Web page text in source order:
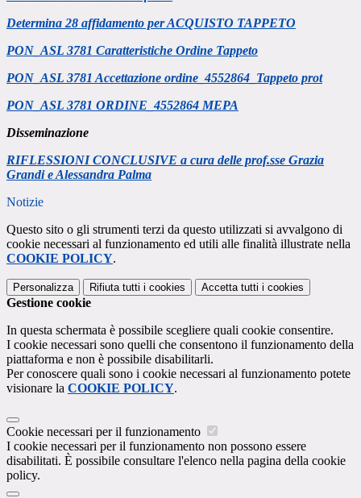
Determina 28 affidamento per ACQUISTO TAPPETO
PON_ASL 3781 Caratteristiche Ordine Tappeto
PON_ASL 3781 Accettazione ordine_4552864_Tappeto prot
PON_ASL 3781 ORDINE_4552864 MEPA
Disseminazione
RIFLESSIONI CONCLUSIVE a cura delle prof.sse Grazia
Grandi e Alessandra Palma
Notizie
Questo sito o gli strumenti terzi da questo utilizzati si avvalgono di
cookie necessari al funzionamento ed utili alle finalità illustrate nella
COOKIE POLICY.
Personalizza Rifiuta tutti i cookies Accetta tutti i cookies
Gestione cookie
In questa schermata è possibile scegliere quali cookie consentire.
I cookie necessari sono quelli che consentono il funzionamento della
piattaforma e non è possibile disabilitarli.
Per conoscere quali sono i cookie necessari al funzionamento potete
visionare la COOKIE POLICY.
Cookie necessari per il funzionamento
I cookie necessari per il funzionamento non possono essere
disabilitati. È possibile consultare l'elenco nella pagina della cookie
policy.